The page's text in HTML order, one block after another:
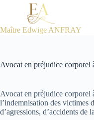
Maître Edwige ANFRAY
Avocat en préjudice corporel
Avocat en préjudice corporel
l’indemnisation des victimes
d’agressions, d’accidents de